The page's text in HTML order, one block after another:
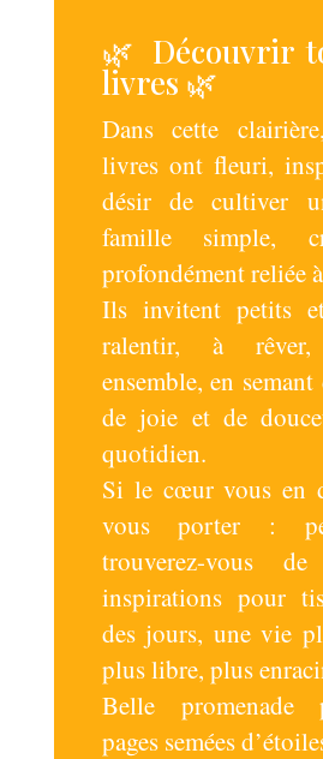
🌿 Découvrir
livres 🌿
Dans cette
livres ont fleuri,
désir de cultiver
famille simple,
profondément reliée
Ils invitent petits
ralentir, à
ensemble, en
de joie et de
quotidien.
Si le cœur vous en
vous porter :
trouverez-vous
inspirations pour
des jours, une vie
plus libre, plus
Belle promenade
pages semées